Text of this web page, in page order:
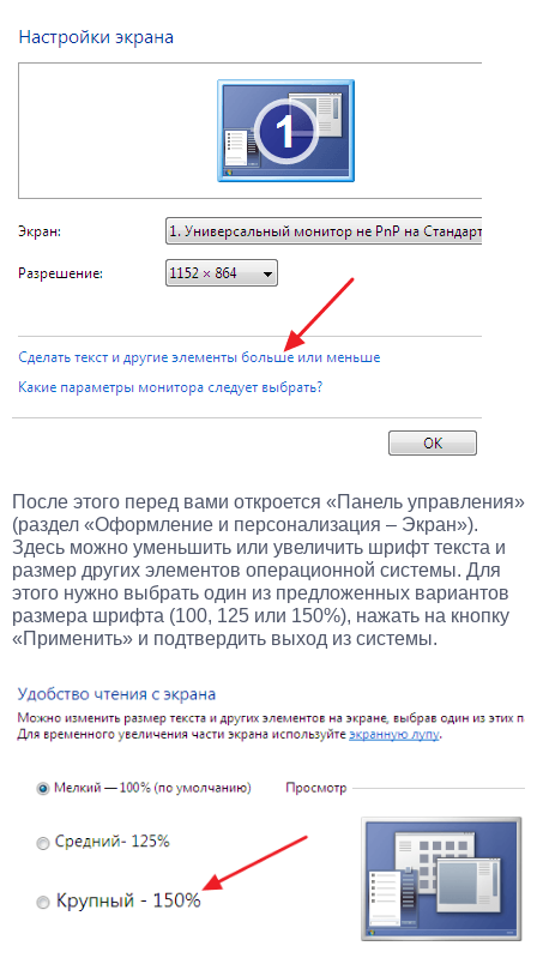
После этого перед вами откроется «Панель управления»
(раздел «Оформление и персонализация – Экран»).
Здесь можно уменьшить или увеличить шрифт текста и
размер других элементов операционной системы. Для
этого нужно выбрать один из предложенных вариантов
размера шрифта (100, 125 или 150%), нажать на кнопку
«Применить» и подтвердить выход из системы.